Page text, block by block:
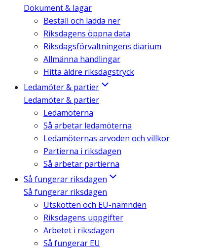
Dokument & lagar
Beställ och ladda ner
Riksdagens öppna data
Riksdagsförvaltningens diarium
Allmänna handlingar
Hitta äldre riksdagstryck
Ledamöter & partier
Ledamöter & partier
Ledamöterna
Så arbetar ledamöterna
Ledamöternas arvoden och villkor
Partierna i riksdagen
Så arbetar partierna
Så fungerar riksdagen
Så fungerar riksdagen
Utskotten och EU-nämnden
Riksdagens uppgifter
Arbetet i riksdagen
Så fungerar EU